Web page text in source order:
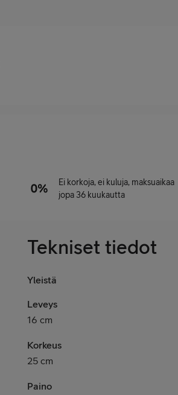
Ei korkoja, ei kuluja, maksuaikaa
jopa 36 kuukautta
Tekniset tiedot
Yleistä
Leveys
16 cm
Korkeus
25 cm
Paino